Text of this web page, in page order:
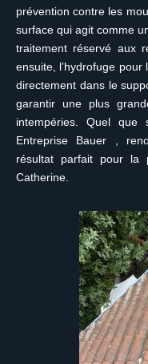
prévention contre les
surface qui agit comme
traitement réservé aux
ensuite, l’hydrofuge
directement dans le
garantir une plus
intempéries. Quel que
Entreprise Bauer ,
résultat parfait pour la
Catherine.